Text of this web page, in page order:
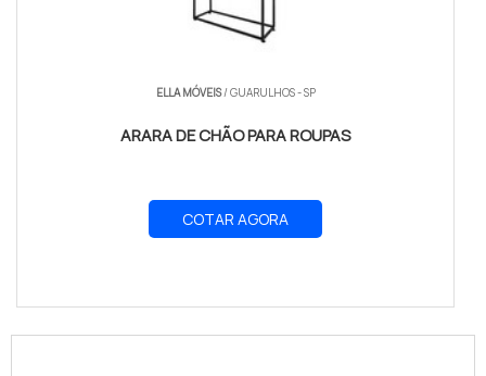
ELLA MÓVEIS/ GUARULHOS - SP
ARARA DE CHÃO PARA ROUPAS
COTAR AGORA